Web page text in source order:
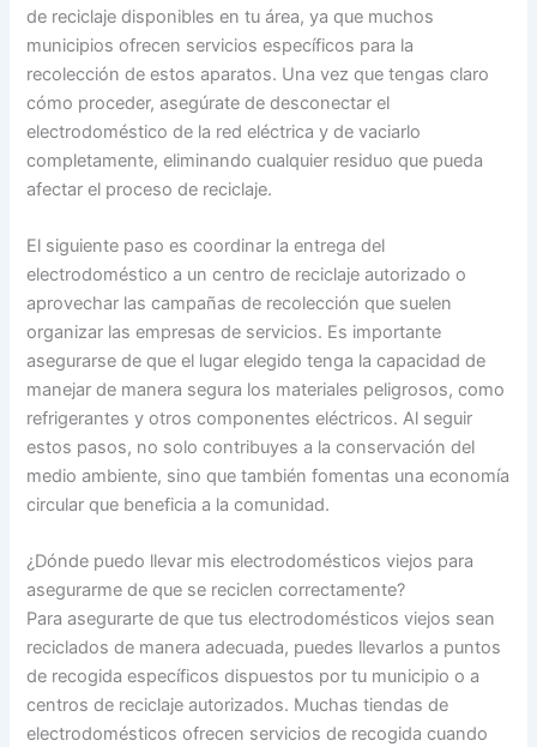
de reciclaje disponibles en tu área, ya que muchos
municipios ofrecen servicios específicos para la
recolección de estos aparatos. Una vez que tengas claro
cómo proceder, asegúrate de desconectar el
electrodoméstico de la red eléctrica y de vaciarlo
completamente, eliminando cualquier residuo que pueda
afectar el proceso de reciclaje.
El siguiente paso es coordinar la entrega del
electrodoméstico a un centro de reciclaje autorizado o
aprovechar las campañas de recolección que suelen
organizar las empresas de servicios. Es importante
asegurarse de que el lugar elegido tenga la capacidad de
manejar de manera segura los materiales peligrosos, como
refrigerantes y otros componentes eléctricos. Al seguir
estos pasos, no solo contribuyes a la conservación del
medio ambiente, sino que también fomentas una economía
circular que beneficia a la comunidad.
¿Dónde puedo llevar mis electrodomésticos viejos para
asegurarme de que se reciclen correctamente?
Para asegurarte de que tus electrodomésticos viejos sean
reciclados de manera adecuada, puedes llevarlos a puntos
de recogida específicos dispuestos por tu municipio o a
centros de reciclaje autorizados. Muchas tiendas de
electrodomésticos ofrecen servicios de recogida cuando